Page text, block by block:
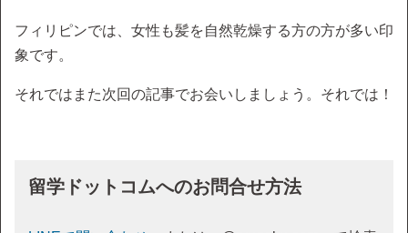
フィリピンでは、女性も髪を自然乾燥する方の方が多い印
象です。
それではまた次回の記事でお会いしましょう。それでは！
留学ドットコムへのお問合せ方法